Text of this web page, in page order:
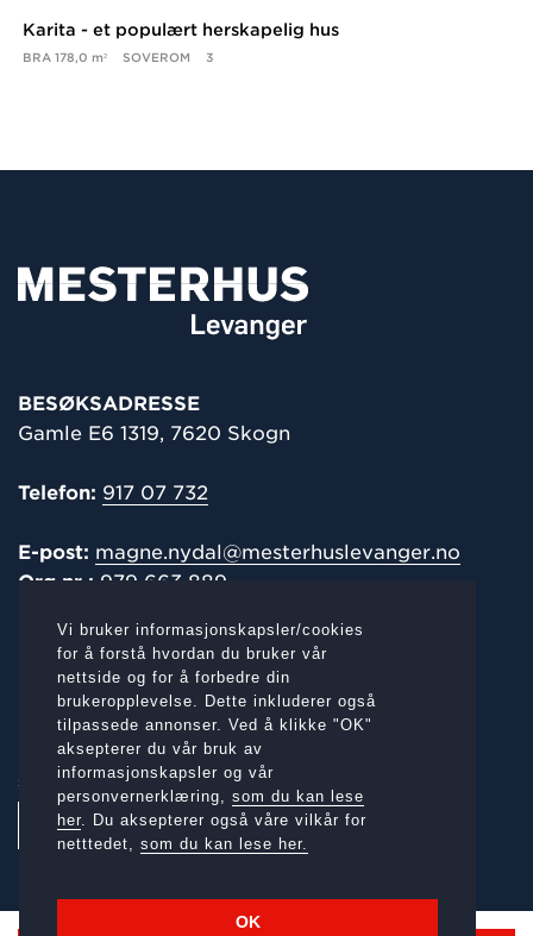
Vi bruker informasjonskapsler/cookies
for å forstå hvordan du bruker vår
nettside og for å forbedre din
brukeropplevelse. Dette inkluderer også
tilpassede annonser. Ved å klikke "OK"
aksepterer du vår bruk av
informasjonskapsler og vår
personvernerklæring, som du kan lese
her . Du aksepterer også våre vilkår for
netttedet, som du kan lese her.
OK
Karita - et populært herskapelig hus
BRA 178,0 m² SOVEROM 3
BESØKSADRESSE
Gamle E6 1319, 7620 Skogn
Telefon: 917 07 732
E-post: magne.nydal@mesterhuslevanger.no
Org.nr.: 979 663 889
POST-/FAKTURAADRESSE
Gamle E6 1319, 7620 Skogn
SOSIALE MEDIER: